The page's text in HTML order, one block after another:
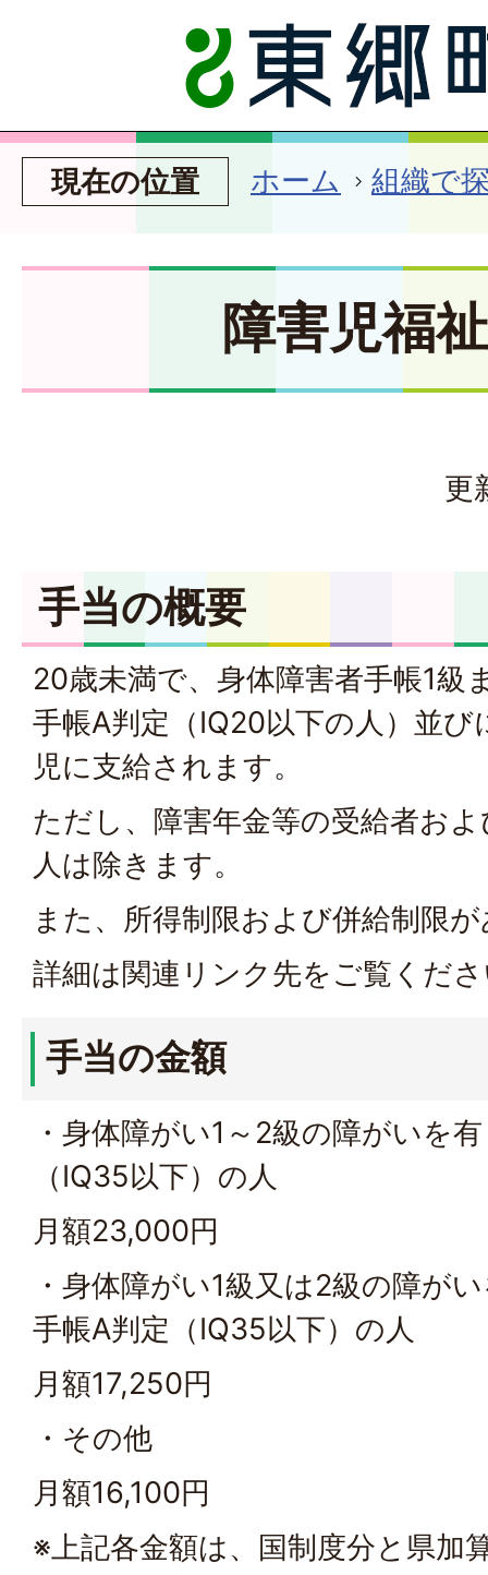
現在の位置 ホーム 組織で
障害児福
更
手当の概要
20歳未満で、身体障害者手帳1級
手帳A判定（IQ20以下の人）並
児に支給されます。
ただし、障害年金等の受給者お
人は除きます。
また、所得制限および併給制限
詳細は関連リンク先をご覧くだ
手当の金額
・身体障がい1～2級の障がいを
（IQ35以下）の人
月額23,000円
・身体障がい1級又は2級の障が
手帳A判定（IQ35以下）の人
月額17,250円
・その他
月額16,100円
※上記各金額は、国制度分と県加